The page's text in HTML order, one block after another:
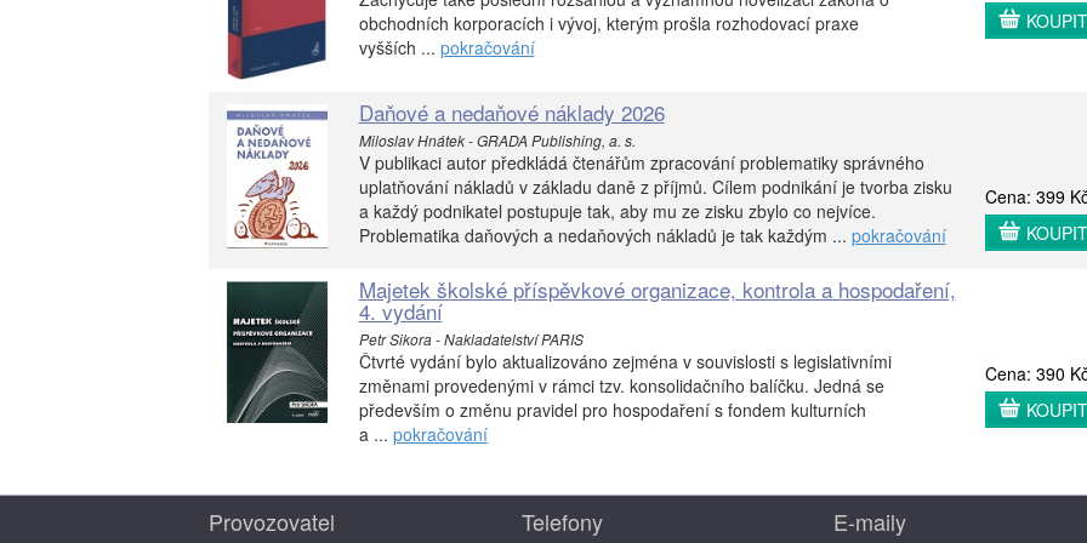
obchodních korporacích i vývoj, kterým prošla rozhodovací praxe
vyšších ... pokračování
KOUPIT
Daňové a nedaňové náklady 2026
Miloslav Hnátek - GRADA Publishing, a. s.
V publikaci autor předkládá čtenářům zpracování problematiky správného
uplatňování nákladů v základu daně z příjmů. Cílem podnikání je tvorba zisku
a každý podnikatel postupuje tak, aby mu ze zisku zbylo co nejvíce.
Problematika daňových a nedaňových nákladů je tak každým ... pokračování
Cena: 399
KOUPIT
Majetek školské příspěvkové organizace, kontrola a hospodaření,
4. vydání
Petr Sikora - Nakladatelství PARIS
Čtvrté vydání bylo aktualizováno zejména v souvislosti s legislativními
změnami provedenými v rámci tzv. konsolidačního balíčku. Jedná se
především o změnu pravidel pro hospodaření s fondem kulturních
a ... pokračování
Cena: 390
KOUPIT
Provozovatel Telefony E-maily